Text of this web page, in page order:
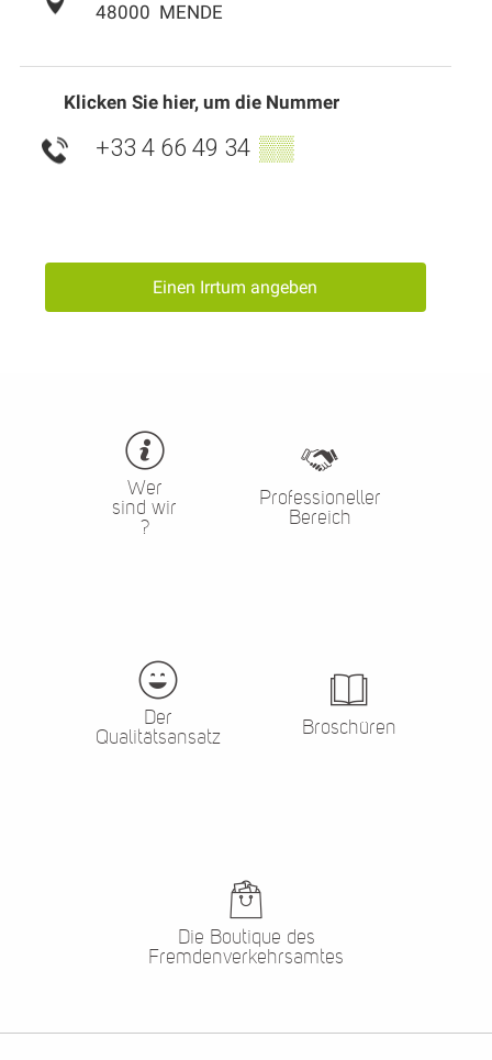
48000 MENDE
Klicken Sie hier, um die Nummer
+33 4 66 49 34 ▒▒
Einen Irrtum angeben
Wer
sind wir
?
Professioneller
Bereich
Der
Qualitätsansatz
Broschüren
Die Boutique des
Fremdenverkehrsamtes